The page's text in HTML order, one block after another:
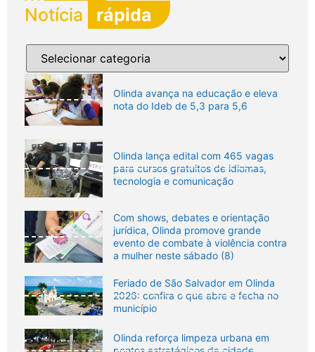
Notícia rápida
Olinda avança na educação e eleva
nota do Ideb de 5,3 para 5,6
Olinda lança edital com 465 vagas
para cursos gratuitos de idiomas,
tecnologia e comunicação
Com shows, debates e orientação
jurídica, Olinda promove grande
evento de combate à violência contra
a mulher neste sábado (8)
Feriado de São Salvador em Olinda
2026: confira o que abre e fecha no
município
Olinda reforça limpeza urbana em